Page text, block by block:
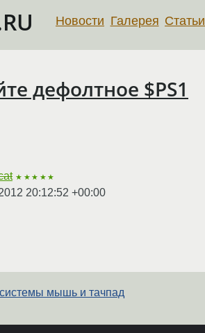
Новости Галерея Статьи
дефолтное $PS1
★★★★★
20:12:52 +00:00
системы мышь и тачпад